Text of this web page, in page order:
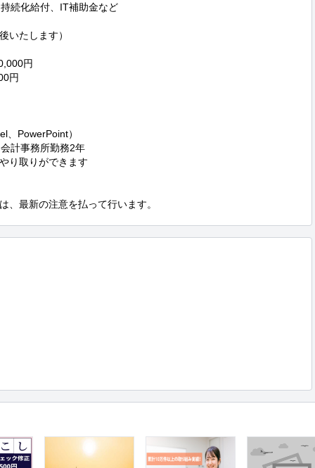
続化給付、IT補助金など
いたします）
円
円
、PowerPoint）
計事務所勤務2年
り取りができます
、最新の注意を払って行います。